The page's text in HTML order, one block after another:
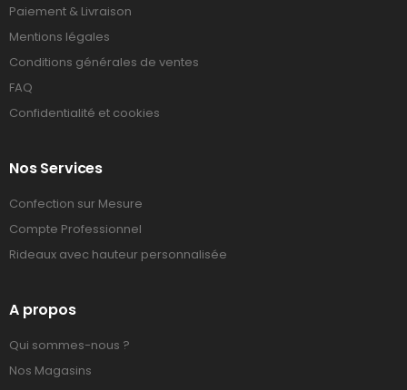
Paiement & Livraison
Mentions légales
Conditions générales de ventes
FAQ
Confidentialité et cookies
Nos Services
Confection sur Mesure
Compte Professionnel
Rideaux avec hauteur personnalisée
A propos
Qui sommes-nous ?
Nos Magasins